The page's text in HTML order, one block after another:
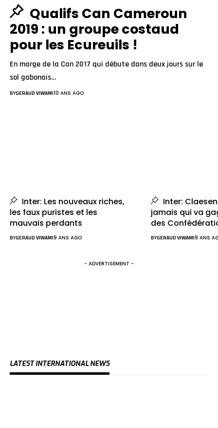
Qualifs Can Cameroun
2019 : un groupe costaud
pour les Ecureuils !
En marge de la Can 2017 qui débute dans deux jours sur le
sol gabonais…
BYGERAUD VIWAMI10 ANS AGO
Inter: Les nouveaux riches,
les faux puristes et les
mauvais perdants
BYGERAUD VIWAMI9 ANS AGO
Inter:
jamais qui va
des
BYGERAUD VIWAMI9 ANS
- ADVERTISEMENT -
LATEST INTERNATIONAL NEWS